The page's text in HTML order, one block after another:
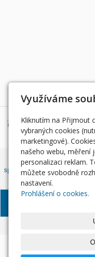
Český rybářský svaz, z. s.
spolkovém rejstříku, vedeným
© Západočeský územní
Využíváme
Kliknutím na Přijmout
vybraných cookies
marketingové).
našeho webu, měření
personalizaci reklam.
můžete svobodně
nastavení.
Prohlášení o cookies.